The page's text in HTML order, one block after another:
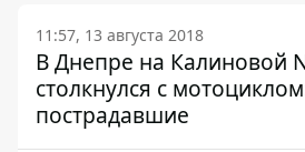
11:57, 13 августа 2018
В Днепре на Калиновой
столкнулся с
пострадавшие